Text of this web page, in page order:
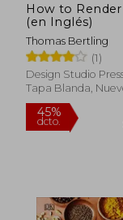
40%
dcto.
How to
(en Inglés)
Thomas Bertling
(1)
Design Studio
Tapa Blanda,